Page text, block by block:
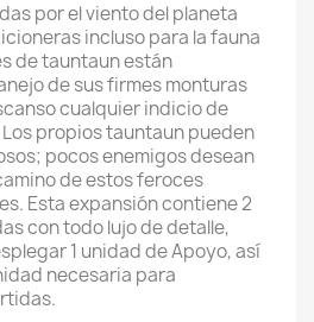
por el viento del planeta
incluso para la fauna
de tauntaun están
de sus firmes monturas
cualquier indicio de
propios tauntaun pueden
pocos enemigos desean
de estos feroces
Esta expansión contiene 2
con todo lujo de detalle,
1 unidad de Apoyo, así
necesaria para